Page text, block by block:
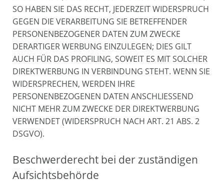
SO HABEN SIE DAS RECHT, JEDERZEIT WIDERSPRUCH
GEGEN DIE VERARBEITUNG SIE BETREFFENDER
PERSONENBEZOGENER DATEN ZUM ZWECKE
DERARTIGER WERBUNG EINZULEGEN; DIES GILT
AUCH FÜR DAS PROFILING, SOWEIT ES MIT SOLCHER
DIREKTWERBUNG IN VERBINDUNG STEHT. WENN SIE
WIDERSPRECHEN, WERDEN IHRE
PERSONENBEZOGENEN DATEN ANSCHLIESSEND
NICHT MEHR ZUM ZWECKE DER DIREKTWERBUNG
VERWENDET (WIDERSPRUCH NACH ART. 21 ABS. 2
DSGVO).
Beschwerde­recht bei der zuständigen
Aufsichts­behörde